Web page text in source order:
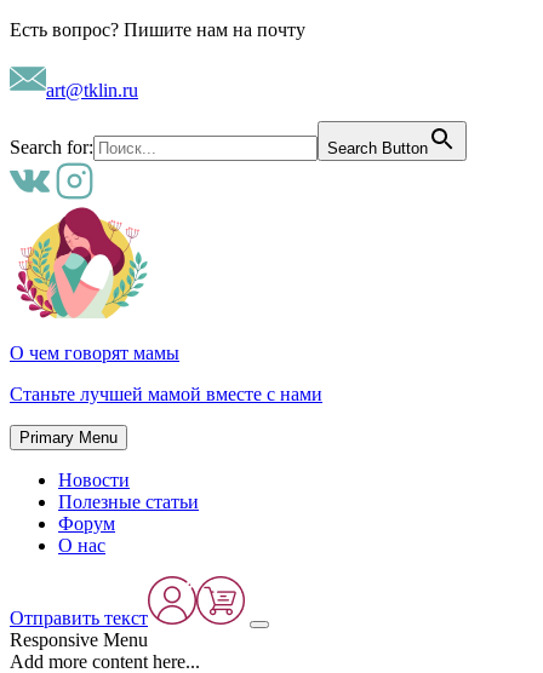
Skip
content
Есть вопрос? Пишите нам на почту
art@tklin.ru
Search for: Search Button
О чем говорят мамы
Станьте лучшей мамой вместе с нами
Primary Menu
Новости
Полезные статьи
Форум
О нас
Отправить текст
Responsive Menu
Add more content here...